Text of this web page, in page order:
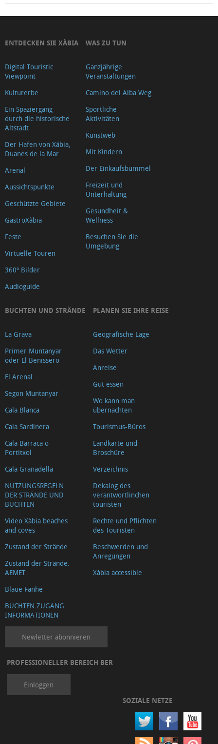
ENTDECKEN SIE XÀBIA
Digital Touristic
Viewpoint
Kulturerbe
Ein Spaziergang
durch die historische
Altstadt
Der Hafen von Xábia,
Duanes de la Mar
Arenal
Aussichtspunkte
Geschützte Gebiete
GastroXàbia
Feste
Virtuelle Touren
360º Bilder
Audioguide
WAS ZU TUN
Ganzjährige
Veranstaltungen
Camino del Alba Weg
Sportliche
Aktivitäten
Kunstweb
Mit Kindern
Der Einkaufsbummel
Freizeit und
Unterhaltung
Gesundheit &
Wellness
Besuchen Sie die
Umgebung
BUCHTEN UND STRÄNDE
La Grava
Primer Muntanyar
oder El Benissero
El Arenal
Segon Muntanyar
Cala Blanca
Cala Sardinera
Cala Barraca o
Portitxol
Cala Granadella
NUTZUNGSREGELN
DER STRÄNDE UND
BUCHTEN
Video Xàbia beaches
and coves
Zustand der Strände
Zustand der Strände.
AEMET
Blaue Fanhe
BUCHTEN ZUGANG
INFORMATIONEN
PLANEN SIE IHRE REISE
Geografische Lage
Das Wetter
Anreise
Gut essen
Wo kann man
übernachten
Tourismus-Büros
Landkarte und
Broschüre
Verzeichnis
Dekalog des
verantwortlinchen
touristen
Rechte und Pflichten
des Touristen
Beschwerden und
Anregungen
Xàbia accessible
Newletter abonnieren
PROFESSIONELLER BEREICH BER
Einloggen
SOZIALE NETZE